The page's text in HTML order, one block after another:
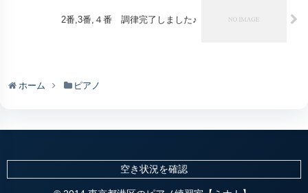
2番,3番,４番 調律完了しました♪
ホーム ピアノ
空き状況を確認